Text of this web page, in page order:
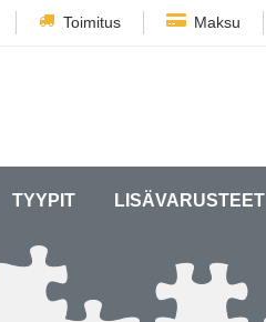
Toimitus Maksu
TYYPIT LISÄVARUSTEET